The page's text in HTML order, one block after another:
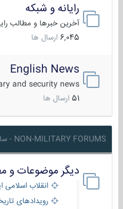
رایانه و شبکه
آخرین خبرها و مطالب
6,045 ارسال ها
English News
and security news
51 ارسال ها
NON-MILITARY FORUMS - سایر بخشها
دیگر موضوعات و
انقلاب اسلامی
رویدادهای